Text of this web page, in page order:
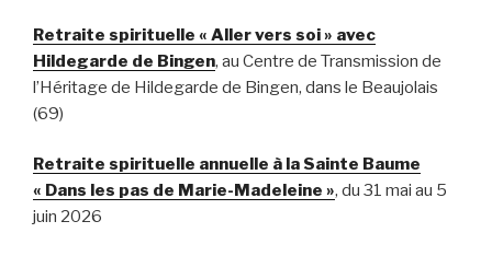
Retraite spirituelle « Aller vers soi » avec
Hildegarde de Bingen, au Centre de Transmission de
l’Héritage de Hildegarde de Bingen, dans le Beaujolais
(69)
Retraite spirituelle annuelle à la Sainte Baume
« Dans les pas de Marie-Madeleine », du 31 mai au 5
juin 2026